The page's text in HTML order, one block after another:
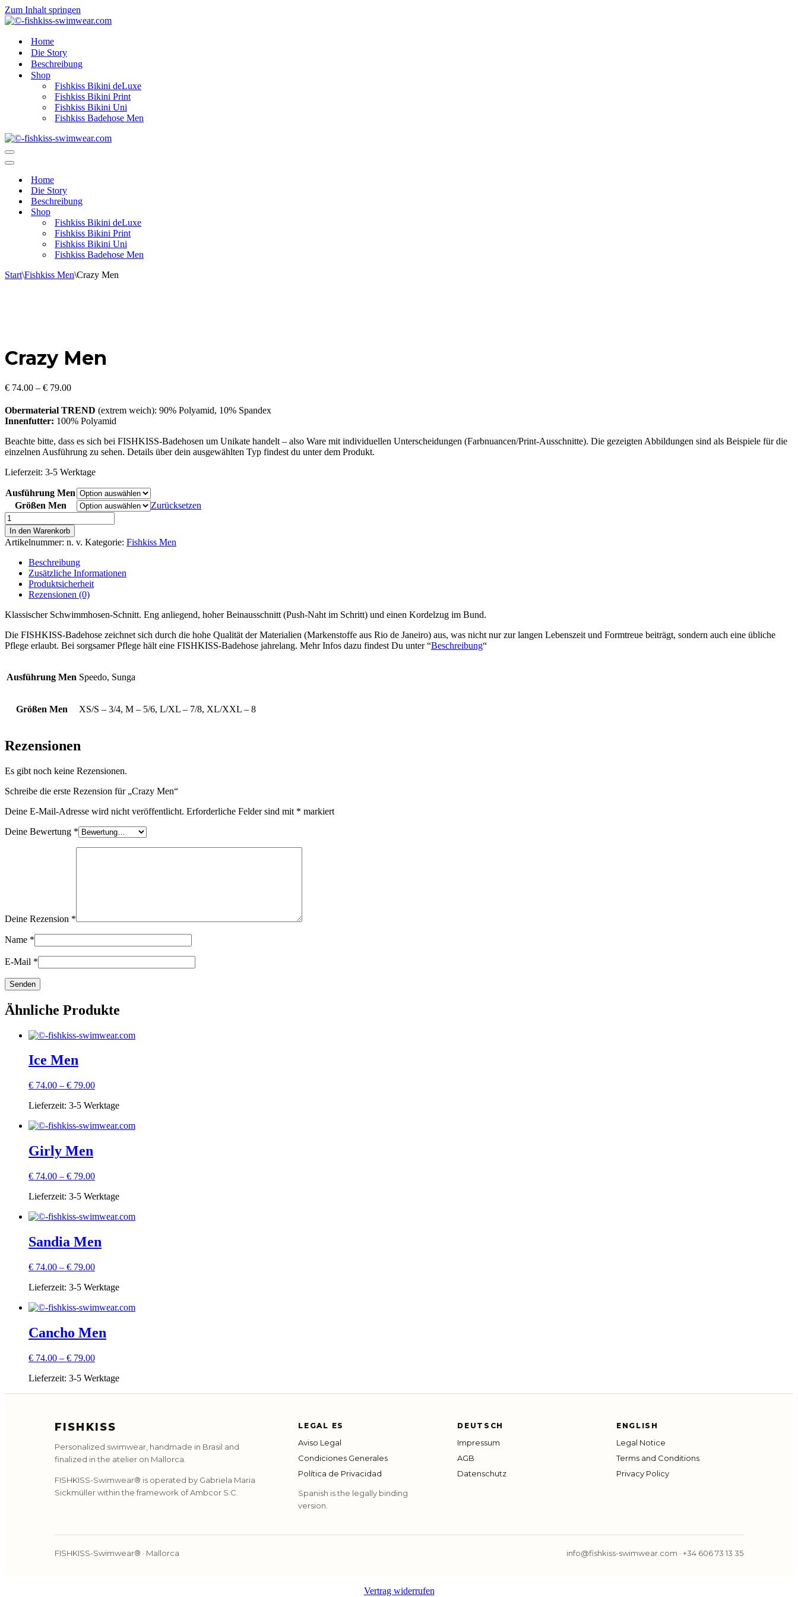
Zum Inhalt springen
Home
Die Story
Beschreibung
Shop
Fishkiss Bikini deLuxe
Fishkiss Bikini Print
Fishkiss Bikini Uni
Fishkiss Badehose Men
Navigationsmenü
Navigationsmenü
Home
Die Story
Beschreibung
Shop
Fishkiss Bikini deLuxe
Fishkiss Bikini Print
Fishkiss Bikini Uni
Fishkiss Badehose Men
Start\Fishkiss Men\Crazy Men
Crazy Men
€ 74.00 – € 79.00
Obermaterial TREND (extrem weich): 90% Polyamid, 10% Spandex
Innenfutter: 100% Polyamid
Beachte bitte, dass es sich bei FISHKISS-Badehosen um Unikate handelt – also Ware mit individuellen Unterscheidungen (Farbnuancen/Print-Ausschnitte). Die gezeigten Abbildungen sind als Beispiele für die
einzelnen Ausführung zu sehen. Details über dein ausgewählten Typ findest du unter dem Produkt.
Lieferzeit: 3-5 Werktage
Ausführung Men
Größen Men
Zurücksetzen
Crazy
Men
Menge
In den Warenkorb
Artikelnummer: n. v. Kategorie: Fishkiss Men
Beschreibung
Zusätzliche Informationen
Produktsicherheit
Rezensionen (0)
Klassischer Schwimmhosen-Schnitt. Eng anliegend, hoher Beinausschnitt (Push-Naht im Schritt) und einen Kordelzug im Bund.
Die FISHKISS-Badehose zeichnet sich durch die hohe Qualität der Materialien (Markenstoffe aus Rio de Janeiro) aus, was nicht nur zur langen Lebenszeit und Formtreue beiträgt, sondern auch eine übliche
Pflege erlaubt. Bei sorgsamer Pflege hält eine FISHKISS-Badehose jahrelang. Mehr Infos dazu findest Du unter “Beschreibung“
Ausführung Men Speedo, Sunga
Größen Men XS/S – 3/4, M – 5/6, L/XL – 7/8, XL/XXL – 8
Rezensionen
Es gibt noch keine Rezensionen.
Schreibe die erste Rezension für „Crazy Men“
Deine E-Mail-Adresse wird nicht veröffentlicht. Erforderliche Felder sind mit * markiert
Deine Bewertung *
Deine Rezension *
Name *
E-Mail *
Ähnliche Produkte
Ice Men
€ 74.00 – € 79.00
Lieferzeit: 3-5 Werktage
Girly Men
€ 74.00 – € 79.00
Lieferzeit: 3-5 Werktage
Sandia Men
€ 74.00 – € 79.00
Lieferzeit: 3-5 Werktage
Cancho Men
€ 74.00 – € 79.00
Lieferzeit: 3-5 Werktage
FISHKISS
Personalized swimwear, handmade in Brasil and
finalized in the atelier on Mallorca.
FISHKISS-Swimwear® is operated by Gabriela Maria
Sickmüller within the framework of Ambcor S.C.
LEGAL ES
Aviso Legal
Condiciones Generales
Política de Privacidad
Spanish is the legally binding
version.
DEUTSCH
Impressum
AGB
Datenschutz
ENGLISH
Legal Notice
Terms and Conditions
Privacy Policy
FISHKISS-Swimwear® · Mallorca info@fishkiss-swimwear.com · +34 606 73 13 35
Vertrag widerrufen